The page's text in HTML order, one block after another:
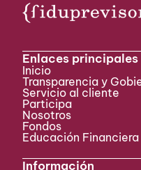
Fomag.
consulta
Nacional.
para la
Enlaces principales
Inicio
Transparencia y
Servicio al cliente
Participa ​
Nosotros
Fondos
Educación Financiera
Información